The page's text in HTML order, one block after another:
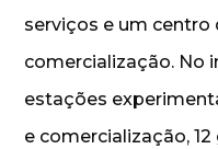
serviços e um centro
comercialização. No
estações
e comercialização,